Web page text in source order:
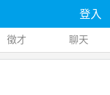
登入
徵才 聊天